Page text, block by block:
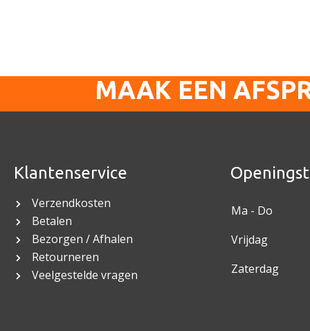
MAAK EEN
Klantenservice
Verzendkosten
Betalen
Bezorgen / Afhalen
Retourneren
Veelgestelde vragen
Ma - Do
Vrijdag
Zaterdag